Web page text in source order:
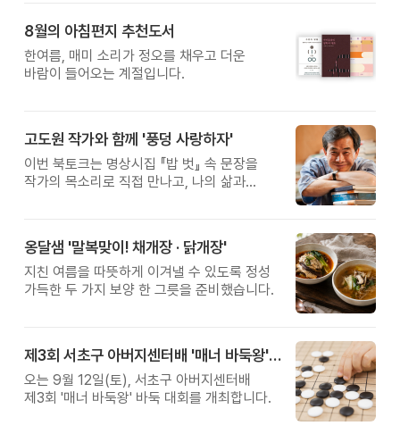
8월의 아침편지 추천도서
한여름, 매미 소리가 정오를 채우고 더운
바람이 들어오는 계절입니다.
고도원 작가와 함께 '풍덩 사랑하자'
이번 북토크는 명상시집 『밥 벗』 속 문장을
작가의 목소리로 직접 만나고, 나의 삶과
옹달샘 '말복맞이! 채개장 · 닭개장'
지친 여름을 따뜻하게 이겨낼 수 있도록 정성
가득한 두 가지 보양 한 그릇을 준비했습니다.
제3회 서초구 아버지센터배 '매너 바둑왕' 대회
오는 9월 12일(토), 서초구 아버지센터배
제3회 '매너 바둑왕' 바둑 대회를 개최합니다.